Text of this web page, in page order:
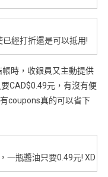
經打折還是可以抵用!
時，收銀員又主動提供
CAD$0.49元，有沒有便
coupons真的可以省下
一瓶醬油只要0.49元! XD